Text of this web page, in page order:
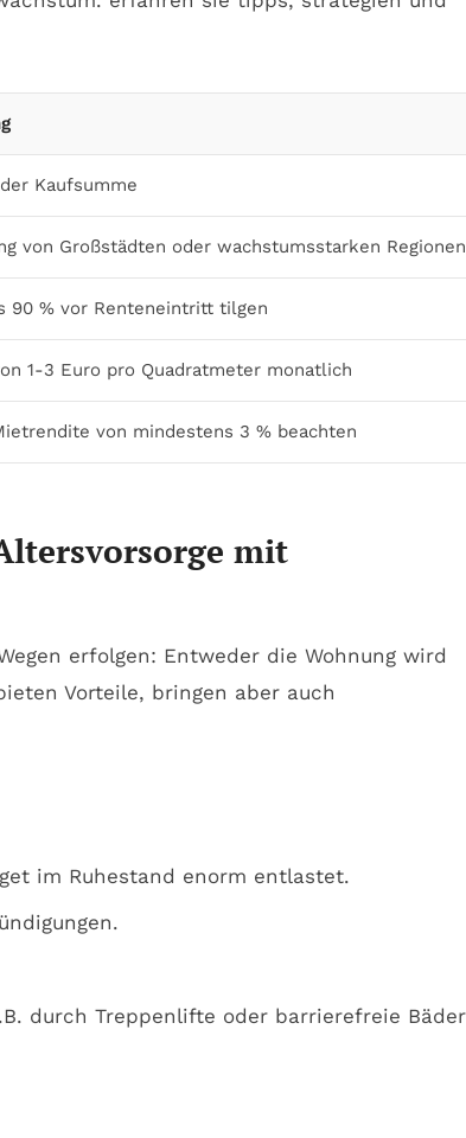
Kaufsumme
von Großstädten oder wachstumsstarken Regionen
90 % vor Renteneintritt tilgen
1-3 Euro pro Quadratmeter monatlich
von mindestens 3 % beachten
mit
erfolgen: Entweder die Wohnung wird
Vorteile, bringen aber auch
im Ruhestand enorm entlastet.
durch Treppenlifte oder barrierefreie